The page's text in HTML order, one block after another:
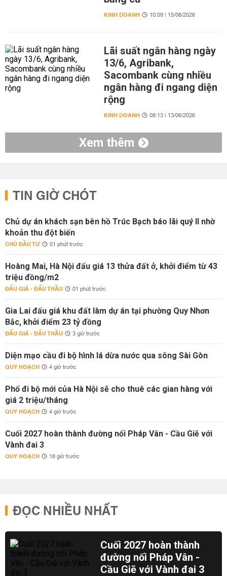
KINH DOANH 10:09 | 15/06/2026
Lãi suất ngân hàng ngày
13/6, Agribank,
Sacombank cùng nhiều
ngân hàng đi ngang diện
rộng
KINH DOANH 08:13 | 13/06/2026
Xem thêm
TIN GIỜ CHÓT
Chủ dự án khách sạn bên hồ Trúc Bạch báo lãi quý II nhờ
khoản thu đột biến
CHỦ ĐẦU TƯ 01 phút trước
Hoàng Mai, Hà Nội đấu giá 13 thửa đất ở, khởi điểm từ 43
triệu đồng/m2
ĐẤU GIÁ - ĐẤU THẦU 01 phút trước
Gia Lai đấu giá khu đất làm dự án tại phường Quy Nhơn
Bắc, khởi điểm 23 tỷ đồng
ĐẤU GIÁ - ĐẤU THẦU 3 giờ trước
Diện mạo cầu đi bộ hình lá dừa nước qua sông Sài Gòn
QUY HOẠCH 4 giờ trước
Phố đi bộ mới của Hà Nội sẽ cho thuê các gian hàng với
giá 2 triệu/tháng
QUY HOẠCH 4 giờ trước
Cuối 2027 hoàn thành đường nối Pháp Vân - Cầu Giẽ với
Vành đai 3
QUY HOẠCH 18 giờ trước
ĐỌC NHIỀU NHẤT
Cuối 2027 hoàn thành
đường nối Pháp Vân -
Cầu Giẽ với Vành đai 3